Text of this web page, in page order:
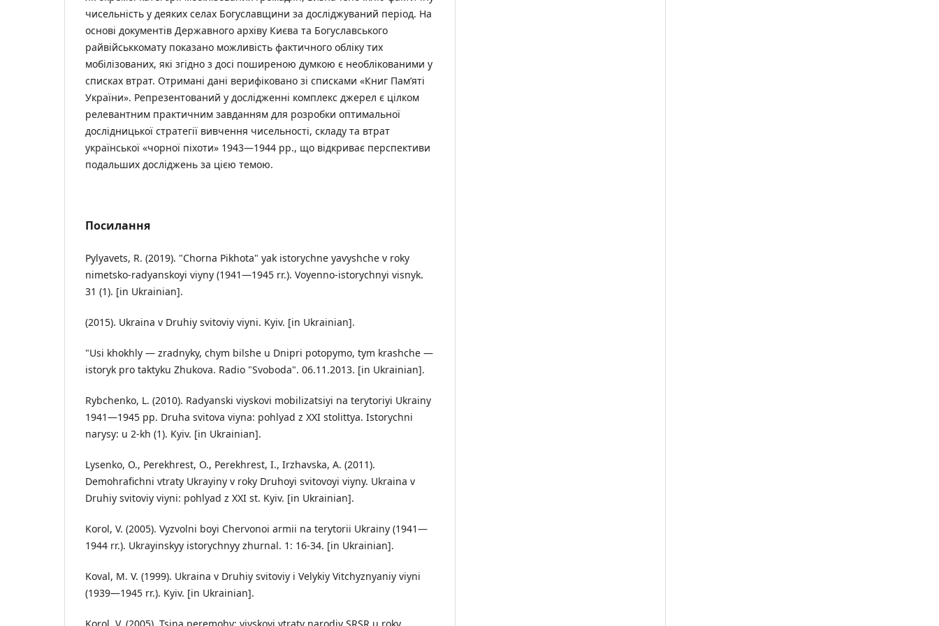
чисельність у деяких селах Богуславщини за досліджуваний період. На
основі документів Державного архіву Києва та Богуславського
райвійськкомату показано можливість фактичного обліку тих
мобілізованих, які згідно з досі поширеною думкою є необлікованими у
списках втрат. Отримані дані верифіковано зі списками «Книг Пам’яті
України». Репрезентований у дослідженні комплекс джерел є цілком
релевантним практичним завданням для розробки оптимальної
дослідницької стратегії вивчення чисельності, складу та втрат
української «чорної піхоти» 1943—1944 рр., що відкриває перспективи
подальших досліджень за цією темою.
Посилання
Pylyavets, R. (2019). "Chorna Pikhota" yak istorychne yavyshche v roky
nimetsko-radyanskoyi viyny (1941—1945 rr.). Voyenno-istorychnyi visnyk.
31 (1). [in Ukrainian].
(2015). Ukraina v Druhiy svitoviy viyni. Kyiv. [in Ukrainian].
"Usi khokhly — zradnyky, chym bilshe u Dnipri potopymo, tym krashche —
istoryk pro taktyku Zhukova. Radio "Svoboda". 06.11.2013. [in Ukrainian].
Rybchenko, L. (2010). Radyanski viyskovi mobilizatsiyi na terytoriyi Ukrainy
1941—1945 pp. Druha svitova viyna: pohlyad z XXI stolittya. Istorychni
narysy: u 2-kh (1). Kyiv. [in Ukrainian].
Lysenko, O., Perekhrest, O., Perekhrest, I., Irzhavska, A. (2011).
Demohrafichni vtraty Ukrayiny v roky Druhoyi svitovoyi viyny. Ukraina v
Druhiy svitoviy viyni: pohlyad z XXI st. Kyiv. [in Ukrainian].
Korol, V. (2005). Vyzvolni boyi Chervonoi armii na terytorii Ukrainy (1941—
1944 rr.). Ukrayinskyy istorychnyy zhurnal. 1: 16-34. [in Ukrainian].
Koval, M. V. (1999). Ukraina v Druhiy svitoviy i Velykiy Vitchyznyaniy viyni
(1939—1945 rr.). Kyiv. [in Ukrainian].